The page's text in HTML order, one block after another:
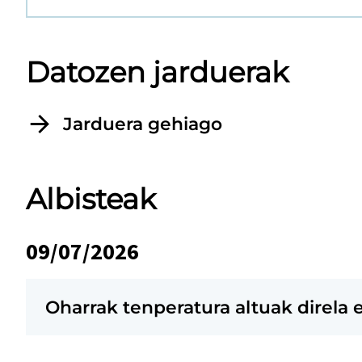
Datozen jarduerak
Jarduera gehiago
Albisteak
09/07/2026
Oharrak tenperatura altuak direla